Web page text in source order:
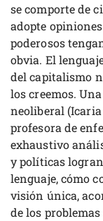
se comporte de
adopte
poderosos
obvia. El
del capitalismo
los creemos.
neoliberal
profesora de
exhaustivo
y políticas
lenguaje, cómo
visión única,
de los